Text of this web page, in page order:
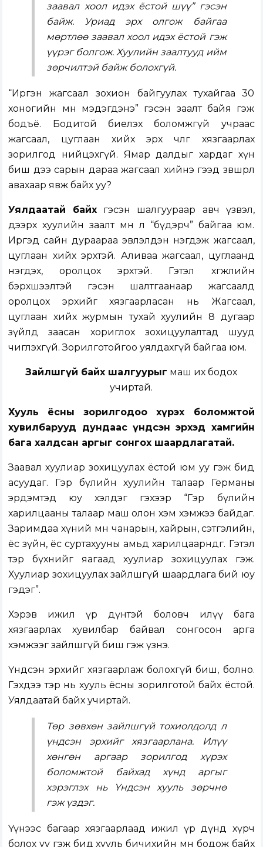
заавал хоол идэх ёстой шүү” гэсэн
байж. Уриад эрх олгож байгаа
мөртлөө заавал хоол идэх ёстой гэж
үүрэг болгож. Хуулийн заалтууд ийм
зөрчилтэй байж болохгүй.
“Иргэн жагсаал зохион байгуулах тухайгаа 30
хоногийн өмнө мэдэгдэнэ” гэсэн заалт байя гэж
бодъё. Бодитой биелэх боломжгүй учраас
жагсаал, цуглаан хийх эрх чөлөөг хязгаарлах
зорилгод нийцэхгүй. Ямар далдыг хардаг хүн
биш дээ сарын дараа жагсаал хийнэ гээд зөвшөөрөл
авахаар явж байх уу?
Уялдаатай байх гэсэн шалгуураар авч үзвэл,
дээрх хуулийн заалт мөн л “бүдэрч” байгаа юм.
Иргэд сайн дураараа эвлэлдэн нэгдэж жагсаал,
цуглаан хийх эрхтэй. Аливаа жагсаал, цуглаанд
нэгдэх, оролцох эрхтэй. Гэтэл хөгжлийн
бэрхшээлтэй гэсэн шалтгаанаар жагсаалд
оролцох эрхийг хязгаарласан нь Жагсаал,
цуглаан хийх журмын тухай хуулийн 8 дугаар
зүйлд заасан хориглох зохицуулалтад шууд
чиглэхгүй. Зорилготойгоо уялдахгүй байгаа юм.
Зайлшгүй байх шалгуурыг маш их бодох
учиртай.
Хууль ёсны зорилгодоо хүрэх боломжтой
хувилбарууд дундаас үндсэн эрхэд хамгийн
бага халдсан аргыг сонгох шаардлагатай.
Заавал хуулиар зохицуулах ёстой юм уу гэж бид
асуудаг. Гэр бүлийн хуулийн талаар Германы
эрдэмтэд юу хэлдэг гэхээр “Гэр бүлийн
харилцааны талаар маш олон хэм хэмжээ байдаг.
Заримдаа хүний мөн чанарын, хайрын, сэтгэлийн,
ёс зүйн, ёс суртахууны амьд харилцааөрнөдөг. Гэтэл
тэр бүхнийг яагаад хуулиар зохицуулах гэж.
Хуулиар зохицуулах зайлшгүй шаардлага бий юу
гэдэг”.
Хэрэв ижил үр дүнтэй боловч илүү бага
хязгаарлах хувилбар байвал сонгосон арга
хэмжээг зайлшгүй биш гэж үзнэ.
Үндсэн эрхийг хязгаарлаж болохгүй биш, болно.
Гэхдээ тэр нь хууль ёсны зорилготой байх ёстой.
Уялдаатай байх учиртай.
Төр зөвхөн зайлшгүй тохиолдолд л
үндсэн эрхийг хязгаарлана. Илүү
хөнгөн аргаар зорилгод хүрэх
боломжтой байхад хүнд аргыг
хэрэглэх нь Үндсэн хууль зөрчнө
гэж үздэг.
Үүнээс багаар хязгаарлаад ижил үр дүнд хүрч
болох уу гэж бид хууль бичихийн өмнө бодож байх